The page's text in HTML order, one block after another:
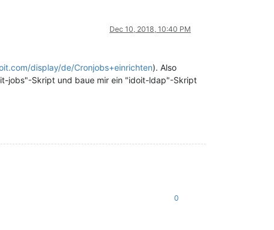
Dec 10, 2018, 10:40 PM
display/de/Cronjobs+einrichten). Also
jobs"-Skript und baue mir ein "idoit-ldap"-Skript
0